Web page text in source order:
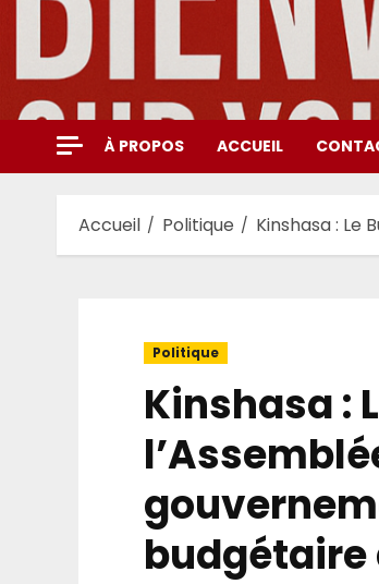
contenu
À PROPOS ACCUEIL
Accueil Politique Kinshasa : Le
Politique
Kinshasa :
budgétaire